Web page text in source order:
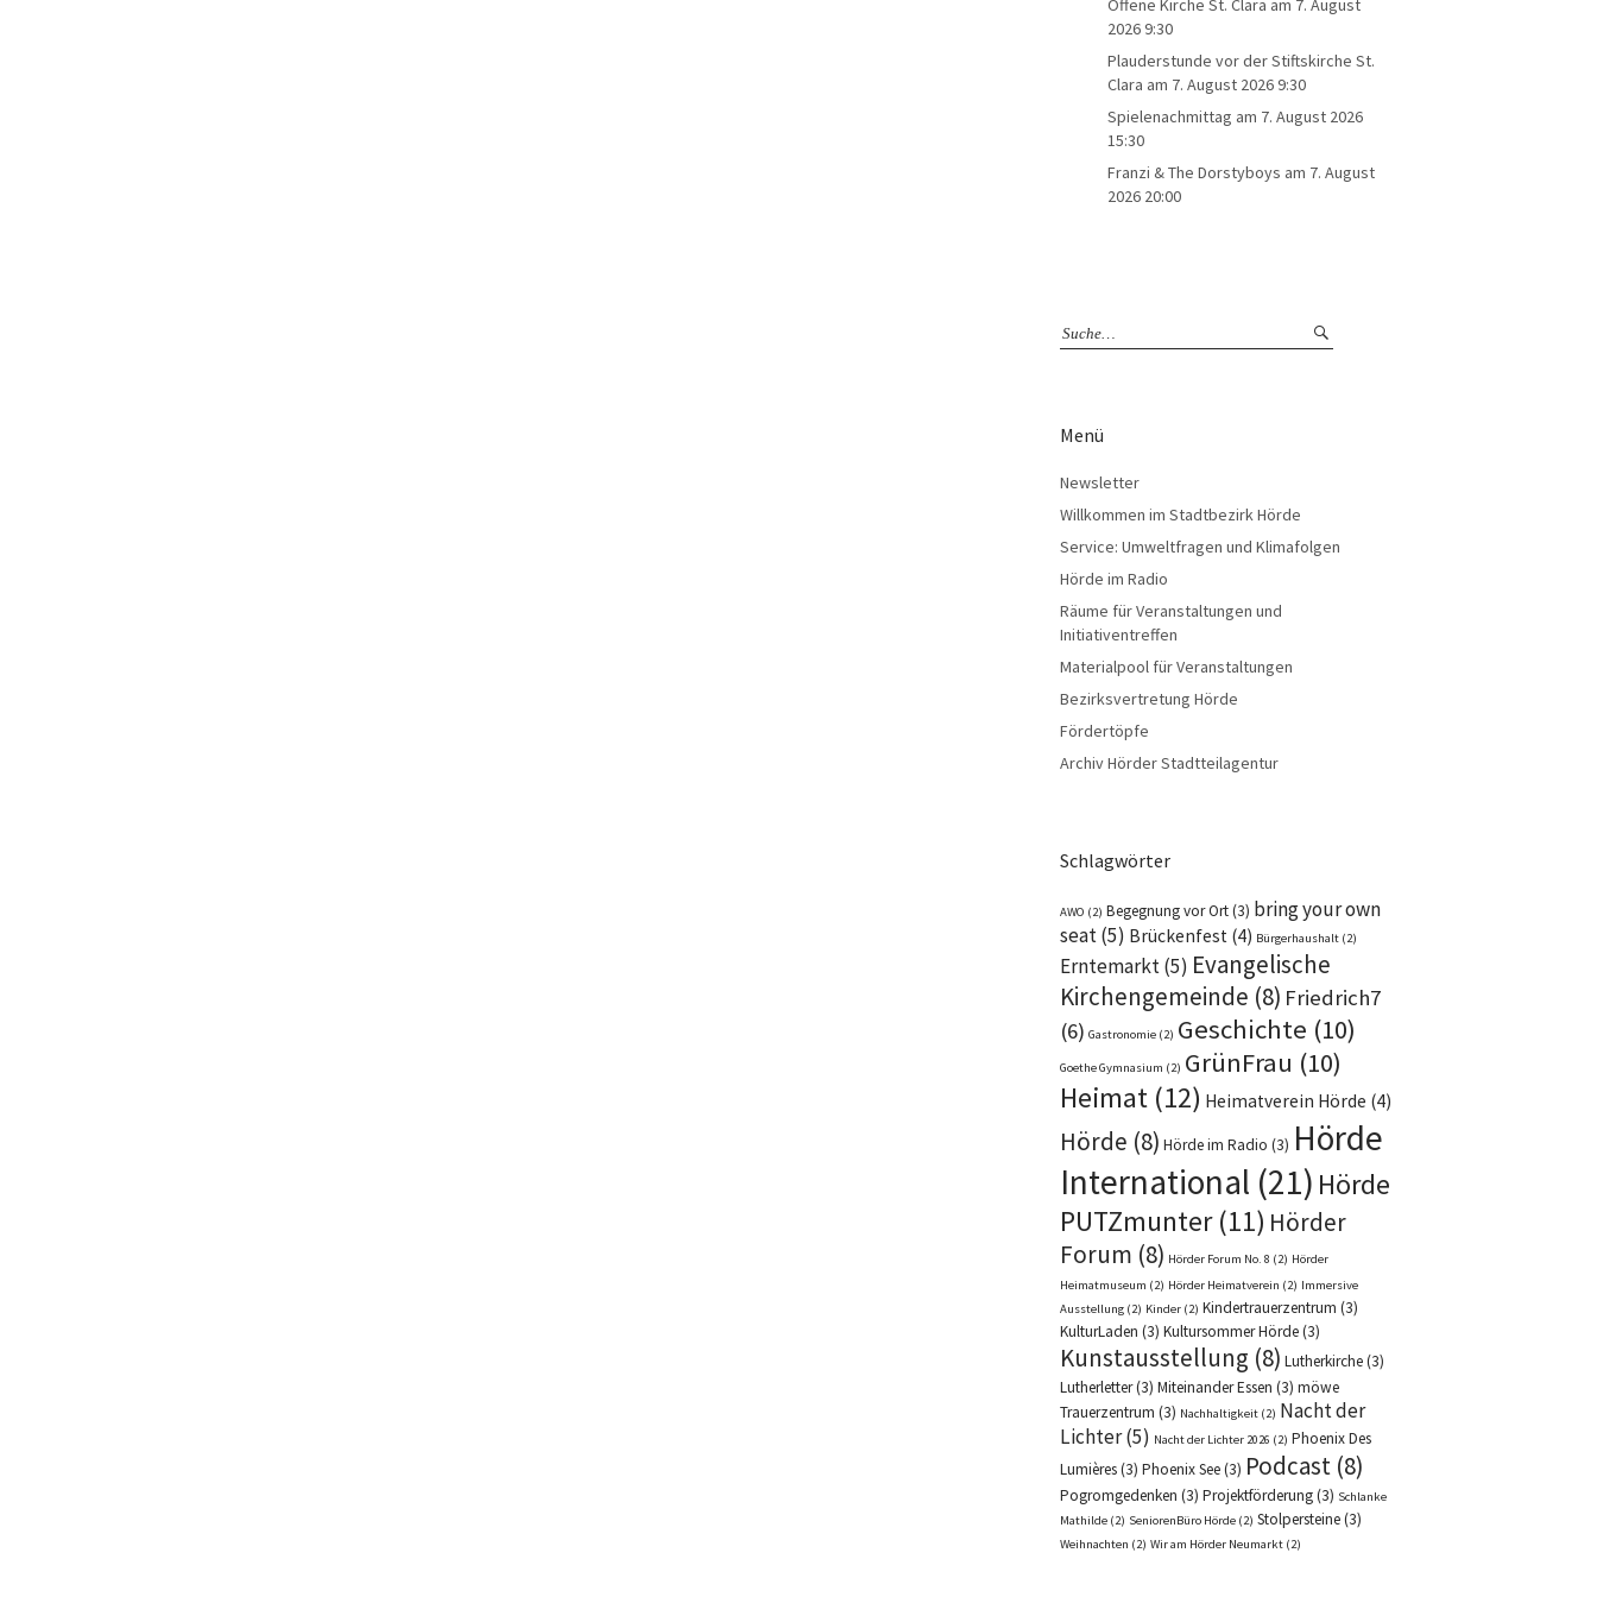
Offene Kirche St. Clara am 7. August
2026 9:30
Plauderstunde vor der Stiftskirche St.
Clara am 7. August 2026 9:30
Spielenachmittag am 7. August 2026
15:30
Franzi & The Dorstyboys am 7. August
2026 20:00
Menü
Newsletter
Willkommen im Stadtbezirk Hörde
Service: Umweltfragen und Klimafolgen
Hörde im Radio
Räume für Veranstaltungen und
Initiativentreffen
Materialpool für Veranstaltungen
Bezirksvertretung Hörde
Fördertöpfe
Archiv Hörder Stadtteilagentur
Schlagwörter
AWO (2) Begegnung vor Ort(3) bring your own
seat(5) Brückenfest (4) Bürgerhaushalt (2)
Erntemarkt(5) Evangelische
Kirchengemeinde (8) Friedrich7
(6) Gastronomie (2) Geschichte (10)
Goethe Gymnasium (2) GrünFrau (10)
Heimat (12) Heimatverein Hörde (4)
Hörde (8) Hörde im Radio (3) Hörde
International (21) Hörde
PUTZmunter(11) Hörder
Forum (8) Hörder Forum No. 8 (2) Hörder
Heimatmuseum (2) Hörder Heimatverein (2) Immersive
Ausstellung (2) Kinder (2) Kindertrauerzentrum (3)
KulturLaden (3) Kultursommer Hörde(3)
Kunstausstellung (8) Lutherkirche(3)
Lutherletter(3) Miteinander Essen (3) möwe
Trauerzentrum (3) Nachhaltigkeit (2) Nacht der
Lichter(5) Nacht der Lichter 2026 (2) Phoenix Des
Lumières(3) Phoenix See(3) Podcast (8)
Pogromgedenken (3) Projektförderung(3) Schlanke
Mathilde (2) SeniorenBüro Hörde (2) Stolpersteine(3)
Weihnachten (2) Wir am Hörder Neumarkt (2)